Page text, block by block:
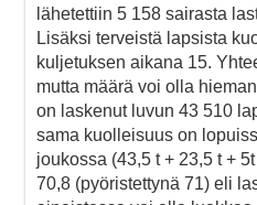
lähetettiin 5 158 sairasta
Lisäksi terveistä lapsista
kuljetuksen aikana 15.
mutta määrä voi olla
on laskenut luvun 43 510
sama kuolleisuus on
joukossa (43,5 t + 23,5 t +
70,8 (pyöristettynä 71) eli